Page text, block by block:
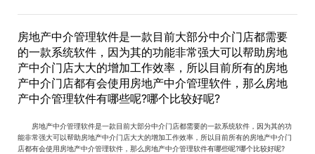
房地产中介管理软件是一款目前大部分中介门店都需要
的一款系统软件，因为其的功能非常强大可以帮助房地
产中介门店大大的增加工作效率，所以目前所有的房地
产中介门店都有会使用房地产中介管理软件，那么房地
产中介管理软件有哪些呢?哪个比较好呢?
房地产中介管理软件是一款目前大部分中介门店都需要的一款系统软件，因为其的功
能非常强大可以帮助房地产中介门店大大的增加工作效率，所以目前所有的房地产中介门
店都有会使用房地产中介管理软件，那么房地产中介管理软件有哪些呢?哪个比较好呢?